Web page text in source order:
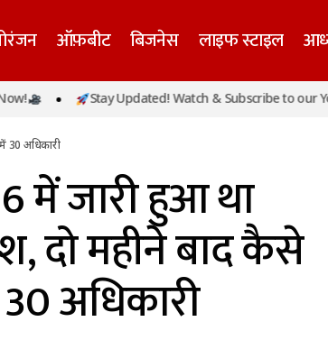
ऑफ़बीट बिजनेस लाइफ स्टाइल
में जारी हुआ था बिल्डिंग गिराने का आदेश, दो
Stay Updated! Watch & Subscribe to our YouTube
30 अधिकारी
में जारी हुआ था
दो महीने बाद कैसे
अधिकारी